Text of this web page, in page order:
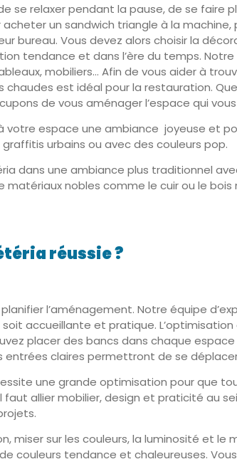
se relaxer pendant la pause, de se faire
un sandwich triangle à la
bureau. Vous devez alors choisir la
tendance et dans l’ère du temps.
mobiliers… Afin de vous aider à
chaudes est idéal pour la restauration.
de vous aménager l’espace qui
espace une ambiance joyeuse et
urbains ou avec des couleurs pop.
dans une ambiance plus traditionnel
nobles comme le cuir ou le
réussie ?
l’aménagement. Notre équipe
accueillante et pratique.
placer des bancs dans chaque
entrées claires permettront de se
une grande optimisation pour que
faut allier mobilier, design et praticité au
miser sur les couleurs, la luminosité et
couleurs tendance et chaleureuses.